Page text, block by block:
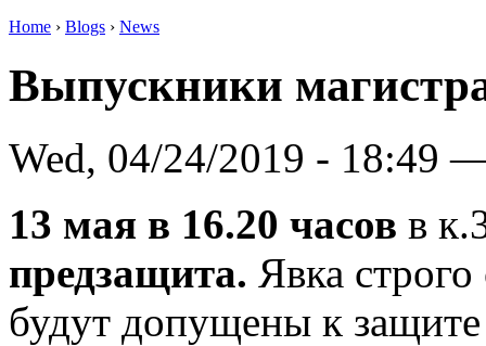
Home › Blogs › News
Выпускники
Wed, 04/24/2019 - 18:49
13 мая в 16.20 часов в
предзащита. Явка
будут допущены к